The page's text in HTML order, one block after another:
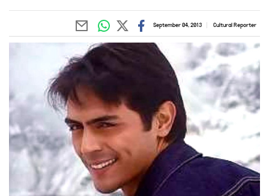
Cultural Reporter
September 04, 2013